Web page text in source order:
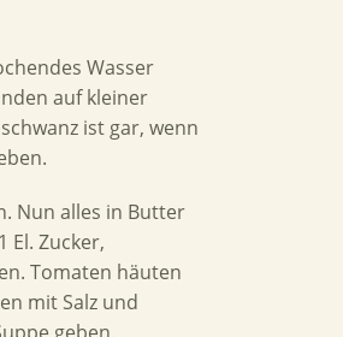
Wasser
auf kleiner
ist gar, wenn
Nun alles in Butter
El. Zucker,
Tomaten häuten
mit Salz und